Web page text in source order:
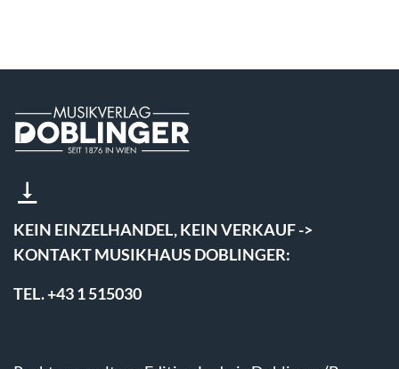
KEIN EINZELHANDEL, KEIN VERKAUF ->
KONTAKT MUSIKHAUS DOBLINGER:
TEL. +43 1 515030